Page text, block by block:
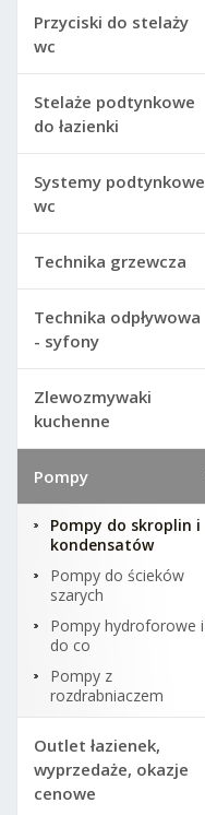
Przyciski do stelaży
wc
Stelaże podtynkowe
do łazienki
Systemy podtynkowe
wc
Technika grzewcza
Technika odpływowa
- syfony
Zlewozmywaki
kuchenne
Pompy
Pompy do skroplin i
kondensatów
Pompy do ścieków
szarych
Pompy hydroforowe i
do co
Pompy z
rozdrabniaczem
Outlet łazienek,
wyprzedaże, okazje
cenowe